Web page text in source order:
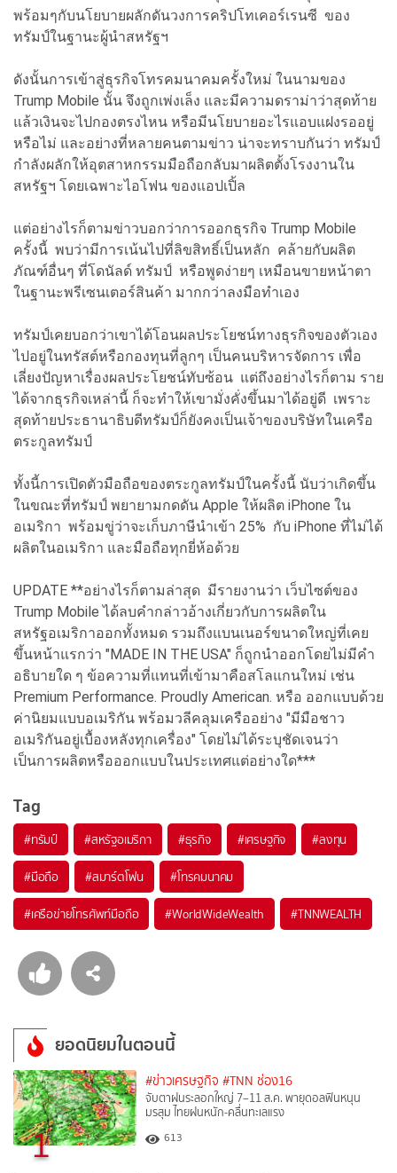
พร้อมๆกับนโยบายผลักดันวงการคริปโทเคอร์เรนซี ของ
ทรัมป์ในฐานะผู้นำสหรัฐฯ
ดังนั้นการเข้าสู่ธุรกิจโทรคมนาคมครั้งใหม่ ในนามของ
Trump Mobile นั้น จึงถูกเพ่งเล็ง และมีความดราม่าว่าสุดท้าย
แล้วเงินจะไปกองตรงไหน หรือมีนโยบายอะไรแอบแฝงรออยู่
หรือไม่ และอย่างที่หลายคนตามข่าว น่าจะทราบกันว่า ทรัมป์
กำลังผลักให้อุตสาหกรรมมือถือกลับมาผลิตตั้งโรงงานใน
สหรัฐฯ โดยเฉพาะไอโฟน ของแอปเปิ้ล
แต่อย่างไรก็ตามข่าวบอกว่าการออกธุรกิจ Trump Mobile
ครั้งนี้ พบว่ามีการเน้นไปที่ลิขสิทธิ์เป็นหลัก คล้ายกับผลิต
ภัณฑ์อื่นๆ ที่โดนัลด์ ทรัมป์ หรือพูดง่ายๆ เหมือนขายหน้าตา
ในฐานะพรีเซนเตอร์สินค้า มากกว่าลงมือทำเอง
ทรัมป์เคยบอกว่าเขาได้โอนผลประโยชน์ทางธุรกิจของตัวเอง
ไปอยู่ในทรัสต์หรือกองทุนที่ลูกๆ เป็นคนบริหารจัดการ เพื่อ
เลี่ยงปัญหาเรื่องผลประโยชน์ทับซ้อน แต่ถึงอย่างไรก็ตาม ราย
ได้จากธุรกิจเหล่านี้ ก็จะทำให้เขามั่งคั่งขึ้นมาได้อยู่ดี เพราะ
สุดท้ายประธานาธิบดีทรัมป์ก็ยังคงเป็นเจ้าของบริษัทในเครือ
ตระกูลทรัมป์
ทั้งนี้การเปิดตัวมือถือของตระกูลทรัมป์ในครั้งนี้ นับว่าเกิดขึ้น
ในขณะที่ทรัมป์ พยายามกดดัน Apple ให้ผลิต iPhone ใน
อเมริกา พร้อมขู่ว่าจะเก็บภาษีนำเข้า 25% กับ iPhone ที่ไม่ได้
ผลิตในอเมริกา และมือถือทุกยี่ห้อด้วย
UPDATE **อย่างไรก็ตามล่าสุด มีรายงานว่า เว็บไซต์ของ
Trump Mobile ได้ลบคำกล่าวอ้างเกี่ยวกับการผลิตใน
สหรัฐอเมริกาออกทั้งหมด รวมถึงแบนเนอร์ขนาดใหญ่ที่เคย
ขึ้นหน้าแรกว่า "MADE IN THE USA" ก็ถูกนำออกโดยไม่มีคำ
อธิบายใด ๆ ข้อความที่แทนที่เข้ามาคือสโลแกนใหม่ เช่น
Premium Performance. Proudly American. หรือ ออกแบบด้วย
ค่านิยมแบบอเมริกัน พร้อมวลีคลุมเครืออย่าง "มีมือชาว
อเมริกันอยู่เบื้องหลังทุกเครื่อง" โดยไม่ได้ระบุชัดเจนว่า
เป็นการผลิตหรือออกแบบในประเทศแต่อย่างใด***
Tag
#ทรัมป์ #สหรัฐอเมริกา #ธุรกิจ #เศรษฐกิจ #ลงทุน
#มือถือ #สมาร์ตโฟน #โทรคมนาคม
#เครือข่ายโทรศัพท์มือถือ #WorldWideWealth #TNNWEALTH
ยอดนิยมในตอนนี้
1
#ข่าวเศรษฐกิจ #TNN ช่อง16
จับตาฝนระลอกใหญ่ 7–11 ส.ค. พายุดอลฟินหนุน
มรสุม ไทยฝนหนัก-คลื่นทะเลแรง
613